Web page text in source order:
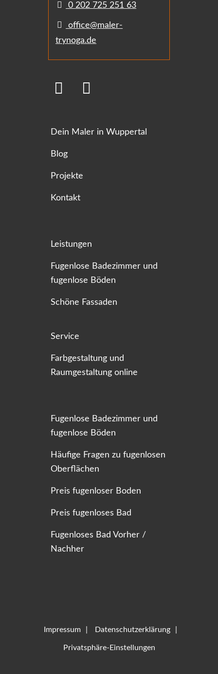
0 202 725 251 63
office@maler-
trynoga.de
Dein Maler in Wuppertal
Blog
Projekte
Kontakt
Leistungen
Fugenlose Badezimmer und
fugenlose Böden
Schöne Fassaden
Service
Farbgestaltung und
Raumgestaltung online
Fugenlose Badezimmer und
fugenlose Böden
Häufige Fragen zu fugenlosen
Oberflächen
Preis fugenloser Boden
Preis fugenloses Bad
Fugenloses Bad Vorher /
Nachher
Impressum Datenschutzerklärung
Privatsphäre-Einstellungen